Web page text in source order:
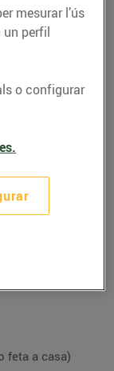
feta a casa)
mesurar l’ús
perfil
o configurar